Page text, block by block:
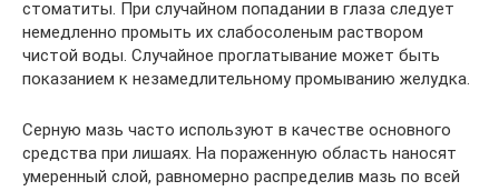
стоматиты. При случайном попадании в глаза следует
немедленно промыть их слабосоленым раствором
чистой воды. Случайное проглатывание может быть
показанием к незамедлительному промыванию желудка.
Серную мазь часто используют в качестве основного
средства при лишаях. На пораженную область наносят
умеренный слой, равномерно распределив мазь по всей